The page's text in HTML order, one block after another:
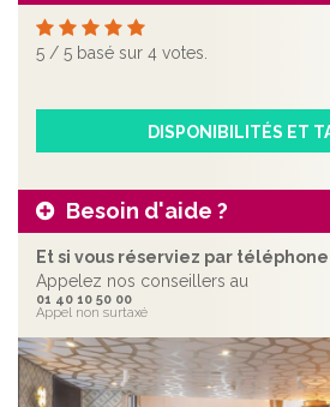
5 / 5 basé sur 4 votes.
DISPONIBILITÉS ET
Besoin d'aide ?
Et si vous réserviez par téléphone
Appelez nos conseillers au
01 40 10 50 00
Appel non surtaxé